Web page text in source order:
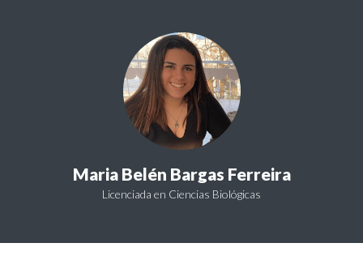
Maria Belén Bargas Ferreira
Licenciada en Ciencias Biológicas